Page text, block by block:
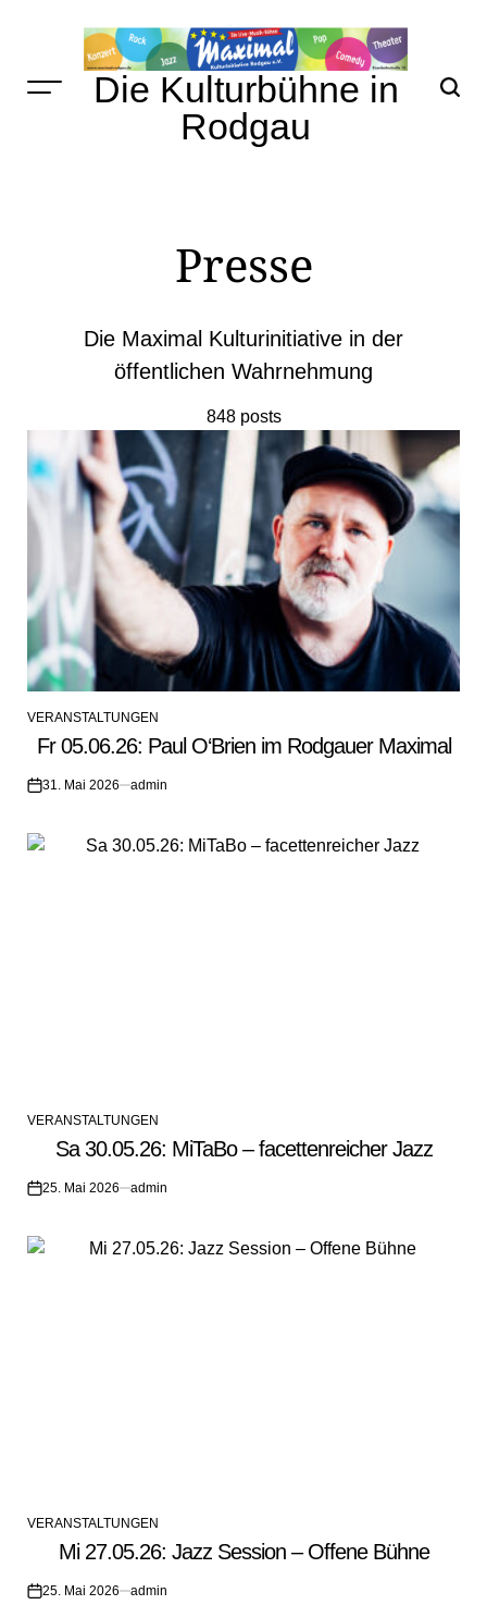
to
content
Die Kulturbühne in
Rodgau
Presse
Die Maximal Kulturinitiative in der
öffentlichen Wahrnehmung
848 posts
POSTED
VERANSTALTUNGEN
Fr 05.06.26: Paul O‘Brien im Rodgauer Maximal
on
31. Mai 2026 admin
POSTED
VERANSTALTUNGEN
Sa 30.05.26: MiTaBo – facettenreicher Jazz
on
25. Mai 2026 admin
POSTED
VERANSTALTUNGEN
Mi 27.05.26: Jazz Session – Offene Bühne
on
25. Mai 2026 admin